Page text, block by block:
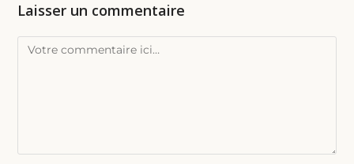
Laisser un commentaire